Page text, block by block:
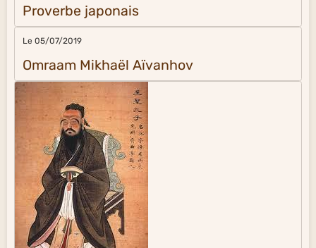
Proverbe japonais
Le 05/07/2019
Omraam Mikhaël Aïvanhov